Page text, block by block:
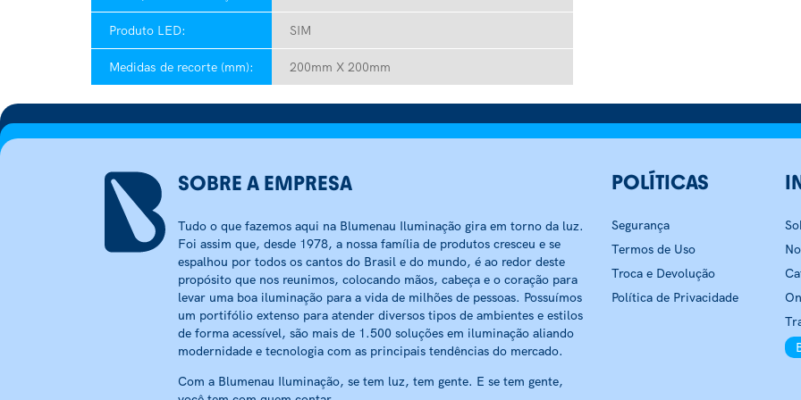
Produto LED: SIM
Medidas de recorte (mm): 200mm X 200mm
SOBRE A EMPRESA
Tudo o que fazemos aqui na Blumenau Iluminação gira em torno da luz.
Foi assim que, desde 1978, a nossa família de produtos cresceu e se
espalhou por todos os cantos do Brasil e do mundo, é ao redor deste
propósito que nos reunimos, colocando mãos, cabeça e o coração para
levar uma boa iluminação para a vida de milhões de pessoas. Possuímos
um portifólio extenso para atender diversos tipos de ambientes e estilos
de forma acessível, são mais de 1.500 soluções em iluminação aliando
modernidade e tecnologia com as principais tendências do mercado.
Com a Blumenau Iluminação, se tem luz, tem gente. E se tem gente,
POLÍTICAS
Segurança
Termos de Uso
Troca e Devolução
Política de Privacidade